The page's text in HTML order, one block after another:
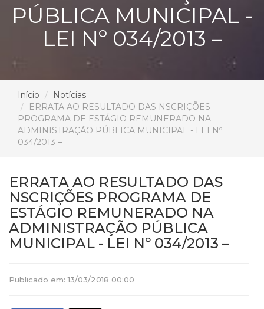
PÚBLICA MUNICIPAL -
LEI Nº 034/2013 –
Início
Notícias
ERRATA AO RESULTADO DAS NSCRIÇÕES
PROGRAMA DE ESTÁGIO REMUNERADO NA
ADMINISTRAÇÃO PÚBLICA MUNICIPAL - LEI Nº
034/2013 –
ERRATA AO RESULTADO DAS
NSCRIÇÕES PROGRAMA DE
ESTÁGIO REMUNERADO NA
ADMINISTRAÇÃO PÚBLICA
MUNICIPAL - LEI Nº 034/2013 –
Publicado em: 13/03/2018 00:00